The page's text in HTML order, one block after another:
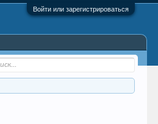
Войти или зарегистрироваться